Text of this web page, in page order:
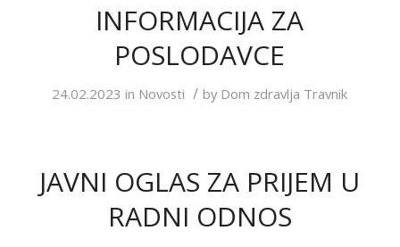
INFORMACIJA ZA
POSLODAVCE
24.02.2023 in Novosti / by Dom zdravlja Travnik
JAVNI OGLAS ZA PRIJEM U
RADNI ODNOS